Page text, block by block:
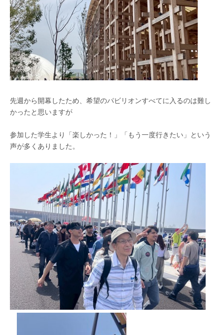
先週から開幕したため、希望のパビリオンすべてに入るのは難し
かったと思いますが
参加した学生より「楽しかった！」「もう一度行きたい」という
声が多くありました。